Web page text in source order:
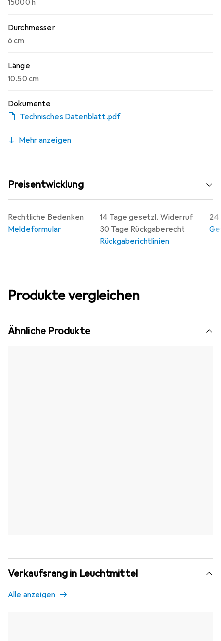
15000 h
Durchmesser
6 cm
Länge
10.50 cm
Dokumente
Technisches Datenblatt.pdf
Mehr anzeigen
Preisentwicklung
14 Tage gesetzl. Widerruf
30 Tage Rückgaberecht
Rückgaberichtlinien
24
Rechtliche Bedenken
Meldeformular
Produkte vergleichen
Ähnliche Produkte
Verkaufsrang in Leuchtmittel
Alle anzeigen